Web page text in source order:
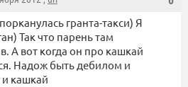
гранта-такси) Я
Так что парень там
А вот когда он про кашкай
Надож быть дебилом и
и кашкай